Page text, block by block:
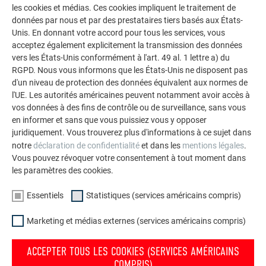
polyvalence de l’aluminium. Découvrez d’autres projets
impressionnants avec les solutions en aluminium
durables de PREFA pour toitures, systèmes solaires et
façades.
VOIR DAVANTAGE DE RÉFÉRENCES
les cookies et médias. Ces cookies impliquent le traitement de
données par nous et par des prestataires tiers basés aux États-
Unis. En donnant votre accord pour tous les services, vous
acceptez également explicitement la transmission des données
vers les États-Unis conformément à l'art. 49 al. 1 lettre a) du
RGPD. Nous vous informons que les États-Unis ne disposent pas
d'un niveau de protection des données équivalent aux normes de
l'UE. Les autorités américaines peuvent notamment avoir accès à
vos données à des fins de contrôle ou de surveillance, sans vous
en informer et sans que vous puissiez vous y opposer
juridiquement. Vous trouverez plus d'informations à ce sujet dans
notredéclaration de confidentialitéet dans les mentions légales.
Vous pouvez révoquer votre consentement à tout moment dans
les paramètres des cookies.
Essentiels Statistiques (services américains compris)
Marketing et médias externes (services américains compris)
ACCEPTER TOUS LES COOKIES (SERVICES AMÉRICAINS